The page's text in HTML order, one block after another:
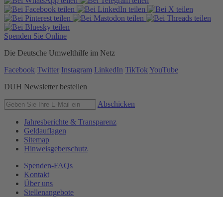
Spenden Sie Online
Die Deutsche Umwelthilfe im Netz
Facebook Twitter Instagram LinkedIn TikTok YouTube
DUH Newsletter bestellen
Abschicken
Jahresberichte & Transparenz
Geldauflagen
Sitemap
Hinweisgeberschutz
Spenden-FAQs
Kontakt
Über uns
Stellenangebote